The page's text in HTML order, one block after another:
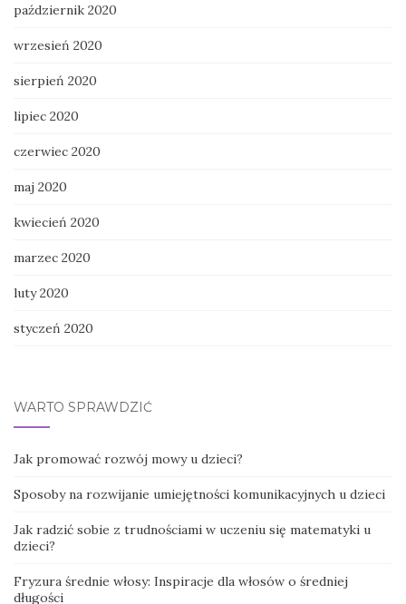
październik 2020
wrzesień 2020
sierpień 2020
lipiec 2020
czerwiec 2020
maj 2020
kwiecień 2020
marzec 2020
luty 2020
styczeń 2020
WARTO SPRAWDZIĆ
Jak promować rozwój mowy u dzieci?
Sposoby na rozwijanie umiejętności komunikacyjnych u dzieci
Jak radzić sobie z trudnościami w uczeniu się matematyki u
dzieci?
Fryzura średnie włosy: Inspiracje dla włosów o średniej
długości